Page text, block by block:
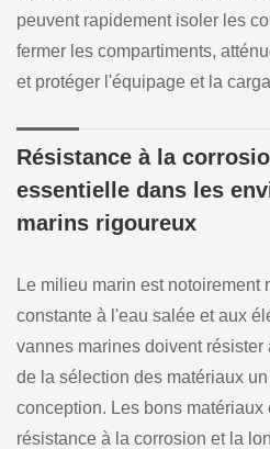
peuvent rapidement isoler les
fermer les compartiments,
et protéger l'équipage et la
Résistance à la
essentielle dans les
marins rigoureux
Le milieu marin est notoirement
constante à l'eau salée et aux
vannes marines doivent
de la sélection des matériaux
conception. Les bons matériaux
résistance à la corrosion et la